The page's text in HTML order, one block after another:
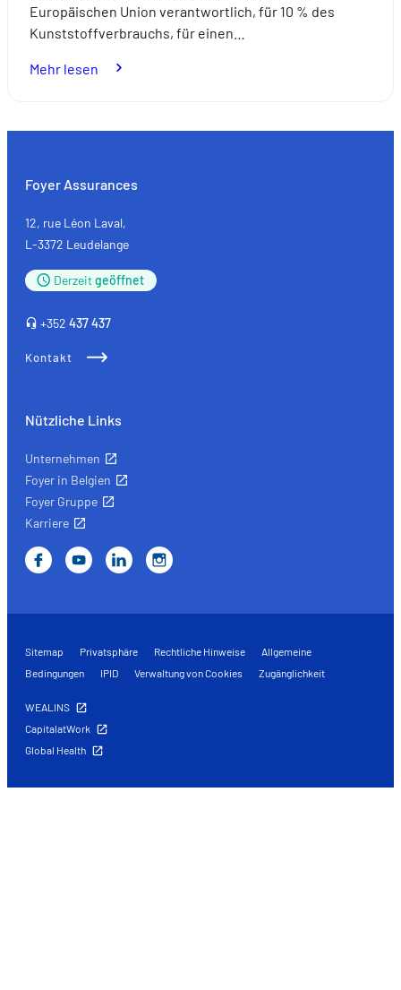
Europäischen Union verantwortlich, für 10 % des
Kunststoffverbrauchs, für einen…
Mehr lesen
zweiter
auf
Qualität
Foyer Assurances
12, rue Léon Laval,
L-3372 Leudelange
Derzeitgeöffnet
+352 437 437
Kontakt
Nützliche Links
Unternehmen
Foyer in Belgien
Foyer Gruppe
Karriere
Sitemap Privatsphäre Rechtliche Hinweise
Allgemeine
Bedingungen
IPID Verwaltung von Cookies Zugänglichkeit
WEALINS
CapitalatWork
Global Health